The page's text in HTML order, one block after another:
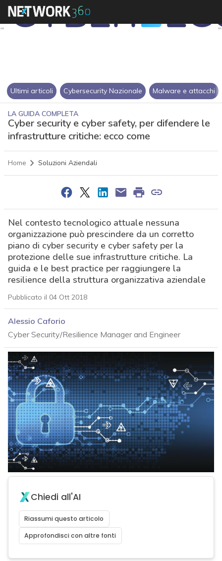
Ultimi articoli Cybersecurity Nazionale Malware e attacchi
LA GUIDA COMPLETA
Cyber security e cyber safety, per difendere le
infrastrutture critiche: ecco come
Home Soluzioni Aziendali
Nel contesto tecnologico attuale nessuna
organizzazione può prescindere da un corretto
piano di cyber security e cyber safety per la
protezione delle sue infrastrutture critiche. La
guida e le best practice per raggiungere la
resilience della struttura organizzativa aziendale
Pubblicato il 04 Ott 2018
Alessio Caforio
Cyber Security/Resilience Manager and Engineer
Chiedi all'AI
Riassumi questo articolo
Approfondisci con altre fonti